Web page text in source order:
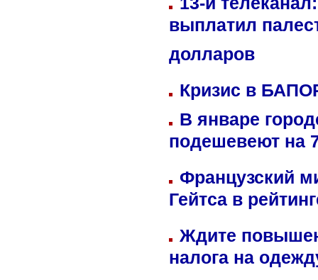
выплатил
долларов
Кризис в
В январе
подешевеют на
Французский
Гейтса в
Ждите
налога на